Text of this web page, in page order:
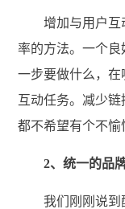
增加与用户互动
率的方法。一个
一步要做什么，
互动任务。减少
都不希望有个不愉
2、统一的品
我们刚刚说到配